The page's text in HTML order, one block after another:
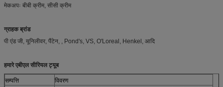
मेकअपः बीबी क्रीम, सीसी क्रीम
ग्राहक ब्रांड
पी एंड जी, यूनिलीवर, पैंटेन, , Pond's, VS, O'Loreal, Henkel, आदि
हमारे एबीएल सीरियल ट्यूब
सम्पत्ति
विवरण